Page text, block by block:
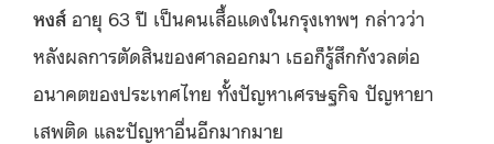
หงส์ อายุ 63 ปี เป็นคนเสื้อแดงในกรุงเทพฯ กล่าวว่า
หลังผลการตัดสินของศาลออกมา เธอก็รู้สึกกังวลต่อ
อนาคตของประเทศไทย ทั้งปัญหาเศรษฐกิจ ปัญหายา
เสพติด และปัญหาอื่นอีกมากมาย